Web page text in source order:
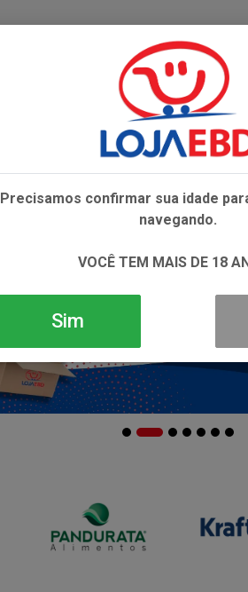
BEBIDAS
Precisamos confirmar sua idade
navegando.
VOCÊ TEM MAIS DE 18
Sim